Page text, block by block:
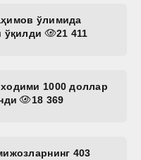
ўлимида
ўқилди
21 411
1000 доллар
18 369
403